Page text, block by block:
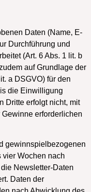
Daten (Name, E-
Durchführung und
(Art. 6 Abs. 1 lit. b
auf Grundlage der
a DSGVO) für den
die Einwilligung
Dritte erfolgt nicht, mit
erforderlichen
gewinnspielbezogenen
vier Wochen nach
Newsletter-Daten
Daten der